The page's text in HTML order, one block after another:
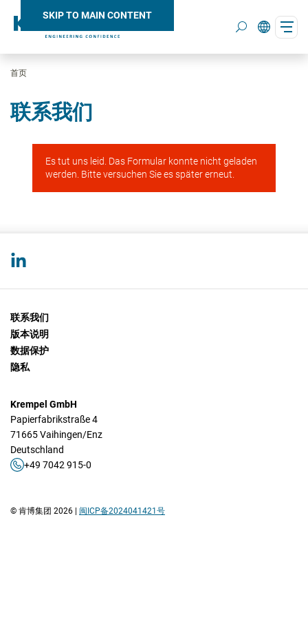
SKIP TO MAIN CONTENT
首页
联系我们
联系我们
版本说明
数据保护
隐私
Krempel GmbH
Papierfabrikstraße 4
71665 Vaihingen/Enz
Deutschland
+49 7042 915-0
© 肯博集团 2026 | 闽ICP备2024041421号